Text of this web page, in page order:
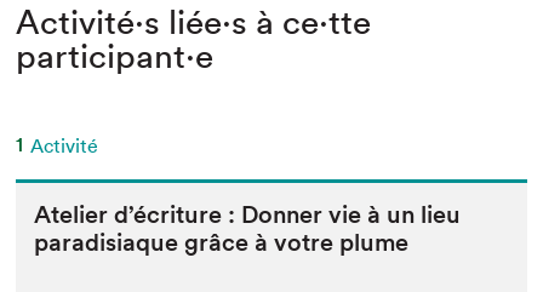
Activité⋅s liée⋅s à ce⋅tte
participant⋅e
1 Activité
Ate­lier d’écri­t­ure : Don­ner vie à un lieu
par­a­disi­aque grâce à votre plume